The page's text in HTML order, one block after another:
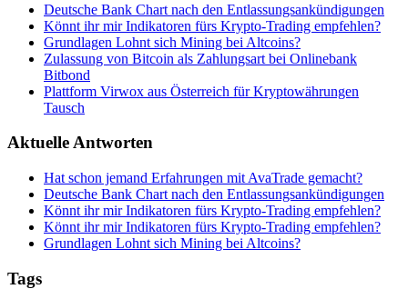
Deutsche Bank Chart nach den Entlassungsankündigungen
Könnt ihr mir Indikatoren fürs Krypto-Trading empfehlen?
Grundlagen Lohnt sich Mining bei Altcoins?
Zulassung von Bitcoin als Zahlungsart bei Onlinebank
Bitbond
Plattform Virwox aus Österreich für Kryptowährungen
Tausch
Aktuelle Antworten
Hat schon jemand Erfahrungen mit AvaTrade gemacht?
Deutsche Bank Chart nach den Entlassungsankündigungen
Könnt ihr mir Indikatoren fürs Krypto-Trading empfehlen?
Könnt ihr mir Indikatoren fürs Krypto-Trading empfehlen?
Grundlagen Lohnt sich Mining bei Altcoins?
Tags